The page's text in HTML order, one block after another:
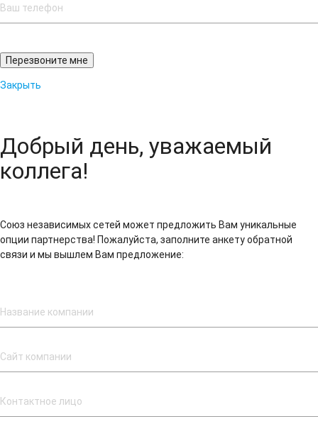
Закрыть
Добрый день, уважаемый
коллега!
Союз независимых сетей может предложить Вам уникальные
опции партнерства! Пожалуйста, заполните анкету обратной
связи и мы вышлем Вам предложение: